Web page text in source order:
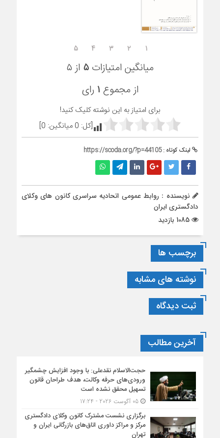
۱ ۲ ۳ ۴ ۵
میانگین امتیازات ۵ از ۵
از مجموع ۱ رای
برای امتیاز به این نوشته کلیک کنید!
[کل: 0میانگین: 0
]
لینک کوتاه :https://scoda.org/?p=44105
نویسنده : روابط عمومی اتحادیه سراسری کانون های وکلای
دادگستری ایران
برچسب ها
نوشته های مشابه
ثبت دیدگاه
آخرین مطالب
حجت‌الاسلام نقدعلی: با وجود افزایش چشمگیر
ورودی‌های حرفه وکالت، هدف طراحان قانون
تسهیل محقق نشده است
05 آگوست 2026 - 17:24
برگزاری نشست مشترک کانون وکلای دادگستری
مرکز و مراکز داوری اتاق‌های بازرگانی ایران و
تهران